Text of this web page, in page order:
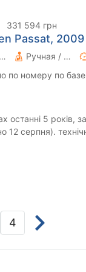
331 594 грн
Passat, 2009
Дизель 1.97 л. Ручная / Механика
по номеру по
останні 5 років,
12 серпня).
4